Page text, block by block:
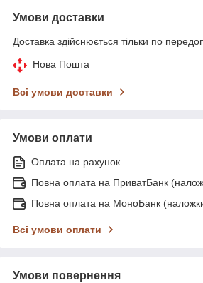
Умови доставки
Доставка здійснюється тільки по
Нова Пошта
Всі умови доставки
Умови оплати
Оплата на рахунок
Повна оплата на ПриватБанк
Повна оплата на МоноБанк
Всі умови оплати
Умови повернення